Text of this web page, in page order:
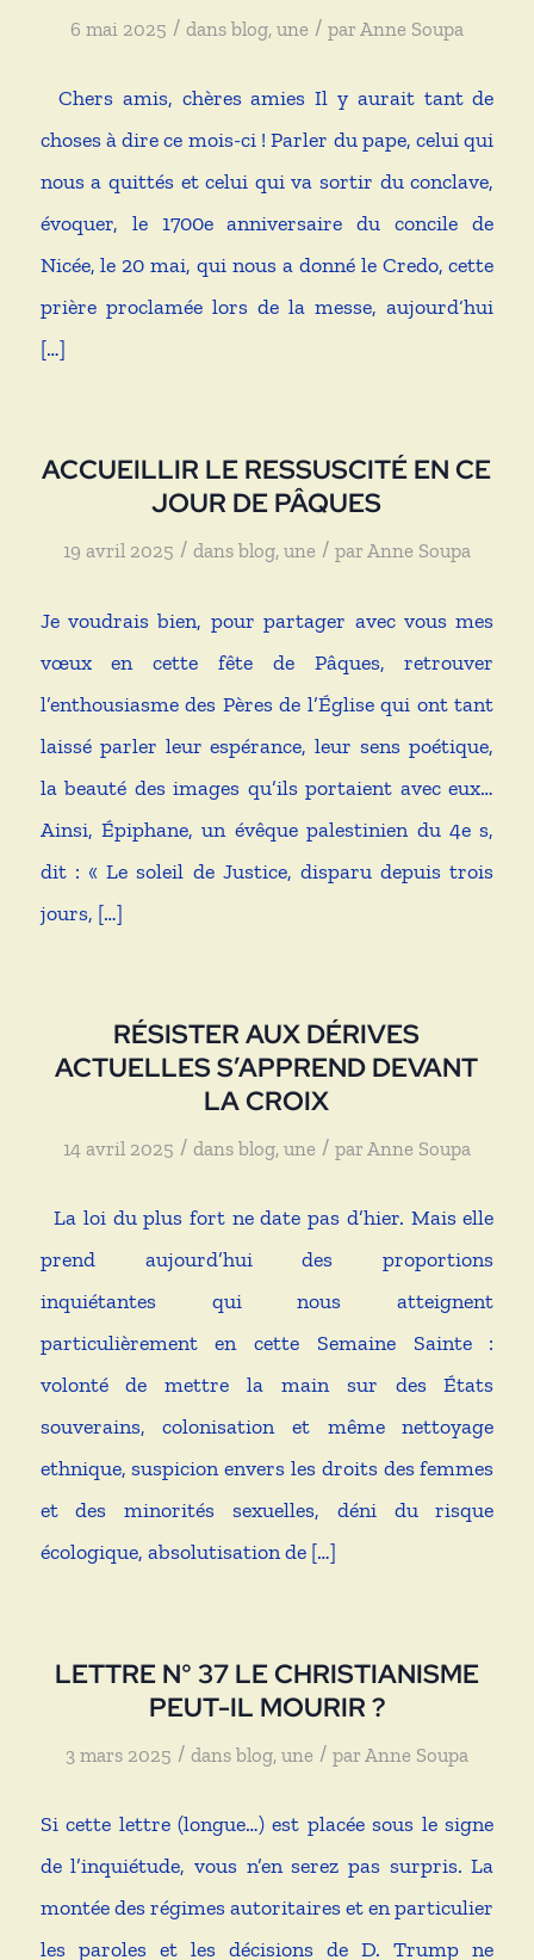
6 mai 2025 / dans blog, une / par Anne Soupa
Chers amis, chères amies Il y aurait tant de
choses à dire ce mois-ci ! Parler du pape, celui qui
nous a quittés et celui qui va sortir du conclave,
évoquer, le 1700e anniversaire du concile de
Nicée, le 20 mai, qui nous a donné le Credo, cette
prière proclamée lors de la messe, aujourd‘hui
[…]
ACCUEILLIR LE RESSUSCITÉ EN CE
JOUR DE PÂQUES
19 avril 2025 / dans blog, une / par Anne Soupa
Je voudrais bien, pour partager avec vous mes
vœux en cette fête de Pâques, retrouver
l’enthousiasme des Pères de l’Église qui ont tant
laissé parler leur espérance, leur sens poétique,
la beauté des images qu’ils portaient avec eux…
Ainsi, Épiphane, un évêque palestinien du 4e s,
dit : « Le soleil de Justice, disparu depuis trois
jours, […]
RÉSISTER AUX DÉRIVES
ACTUELLES S’APPREND DEVANT
LA CROIX
14 avril 2025 / dans blog, une / par Anne Soupa
La loi du plus fort ne date pas d’hier. Mais elle
prend aujourd’hui des proportions
inquiétantes qui nous atteignent
particulièrement en cette Semaine Sainte :
volonté de mettre la main sur des États
souverains, colonisation et même nettoyage
ethnique, suspicion envers les droits des femmes
et des minorités sexuelles, déni du risque
écologique, absolutisation de […]
LETTRE N° 37 LE CHRISTIANISME
PEUT-IL MOURIR ?
3 mars 2025 / dans blog, une / par Anne Soupa
Si cette lettre (longue…) est placée sous le signe
de l’inquiétude, vous n’en serez pas surpris. La
montée des régimes autoritaires et en particulier
les paroles et les décisions de D. Trump ne